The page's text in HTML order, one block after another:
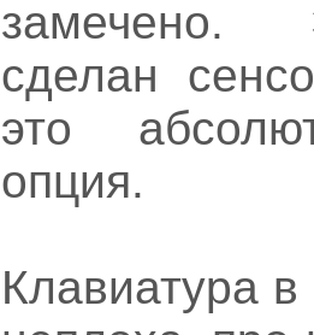
замечено.
сделан
это
опция.
Клавиатура